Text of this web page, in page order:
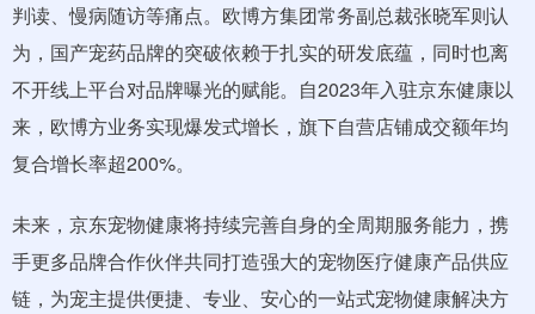
判读、慢病随访等痛点。欧博方集团常务副总裁张晓军则认
为，国产宠药品牌的突破依赖于扎实的研发底蕴，同时也离
不开线上平台对品牌曝光的赋能。自2023年入驻京东健康以
来，欧博方业务实现爆发式增长，旗下自营店铺成交额年均
复合增长率超200%。
未来，京东宠物健康将持续完善自身的全周期服务能力，携
手更多品牌合作伙伴共同打造强大的宠物医疗健康产品供应
链，为宠主提供便捷、专业、安心的一站式宠物健康解决方